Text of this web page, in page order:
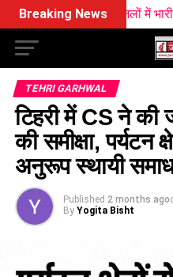
Breaking News
जिलों में भारी बारिश का अलर्ट,
TEHRI GARHWAL
टिहरी में CS ने की
की समीक्षा, पर्यटन
अनुरूप स्थायी
Published 2 months ago
By Yogita Bisht